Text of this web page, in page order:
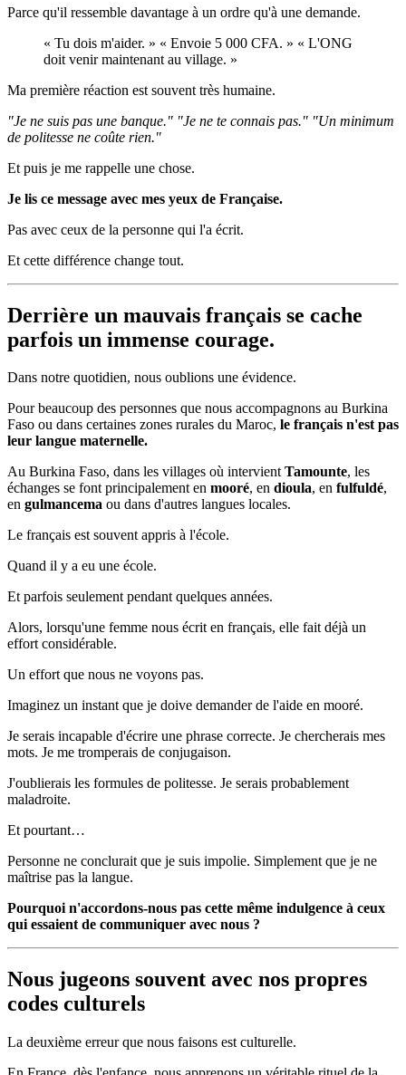
Parce qu'il ressemble davantage à un ordre qu'à une demande.
« Tu dois m'aider. » « Envoie 5 000 CFA. » « L'ONG
doit venir maintenant au village. »
Ma première réaction est souvent très humaine.
"Je ne suis pas une banque." "Je ne te connais pas." "Un minimum
de politesse ne coûte rien."
Et puis je me rappelle une chose.
Je lis ce message avec mes yeux de Française.
Pas avec ceux de la personne qui l'a écrit.
Et cette différence change tout.
Derrière un mauvais français se cache
parfois un immense courage.
Dans notre quotidien, nous oublions une évidence.
Pour beaucoup des personnes que nous accompagnons au Burkina
Faso ou dans certaines zones rurales du Maroc, le français n'est pas
leur langue maternelle.
Au Burkina Faso, dans les villages où intervientTamounte, les
échanges se font principalement en mooré, en dioula, en fulfuldé,
en gulmancema ou dans d'autres langues locales.
Le français est souvent appris à l'école.
Quand il y a eu une école.
Et parfois seulement pendant quelques années.
Alors, lorsqu'une femme nous écrit en français, elle fait déjà un
effort considérable.
Un effort que nous ne voyons pas.
Imaginez un instant que je doive demander de l'aide en mooré.
Je serais incapable d'écrire une phrase correcte. Je chercherais mes
mots. Je me tromperais de conjugaison.
J'oublierais les formules de politesse. Je serais probablement
maladroite.
Et pourtant…
Personne ne conclurait que je suis impolie. Simplement que je ne
maîtrise pas la langue.
Pourquoi n'accordons-nous pas cette même indulgence à ceux
qui essaient de communiquer avec nous ?
Nous jugeons souvent avec nos propres
codes culturels
La deuxième erreur que nous faisons est culturelle.